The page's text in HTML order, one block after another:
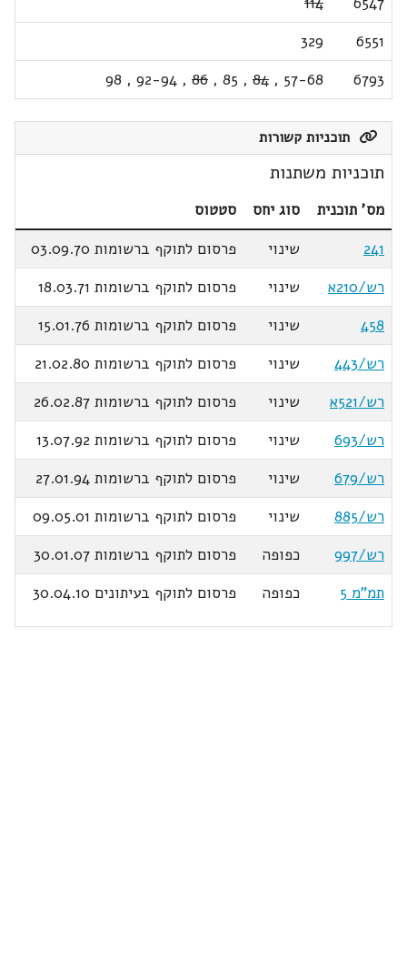
6551
329
6793
57-68
,
84
,
85
,
86
,
92-94
,
98
תוכניות קשורות
תוכניות משתנות
מס' תוכנית סוג יחס
סטטוס
241
שינוי
פרסום לתוקף ברשומות 03.09.70
רש/210א
שינוי
פרסום לתוקף ברשומות 18.03.71
458
שינוי
פרסום לתוקף ברשומות 15.01.76
רש/443
שינוי
פרסום לתוקף ברשומות 21.02.80
רש/521א
שינוי
פרסום לתוקף ברשומות 26.02.87
רש/693
שינוי
פרסום לתוקף ברשומות 13.07.92
רש/679
שינוי
פרסום לתוקף ברשומות 27.01.94
רש/885
שינוי
פרסום לתוקף ברשומות 09.05.01
רש/997
כפופה
פרסום לתוקף ברשומות 30.01.07
תמ"מ 5
כפופה פרסום לתוקף בעיתונים 30.04.10